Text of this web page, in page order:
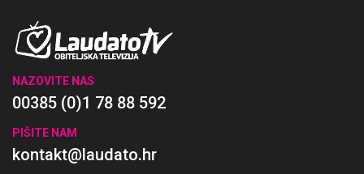
NAZOVITE NAS
00385 (0)1 78 88 592
PIŠITE NAM
kontakt@laudato.hr